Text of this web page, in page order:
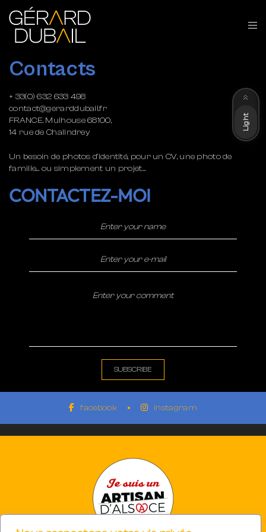
Contacts
+ 33(0) 632 633 498
contact@gerarddubail.fr
FRANCE, Mulhouse 68100,
14 rue de Chalindrey
Un besoin de photos d’identité, pour un CV, une photo de
famille… ou simplement un projet…
CONTACTEZ-MOI
facebook instagram
Light
Dark